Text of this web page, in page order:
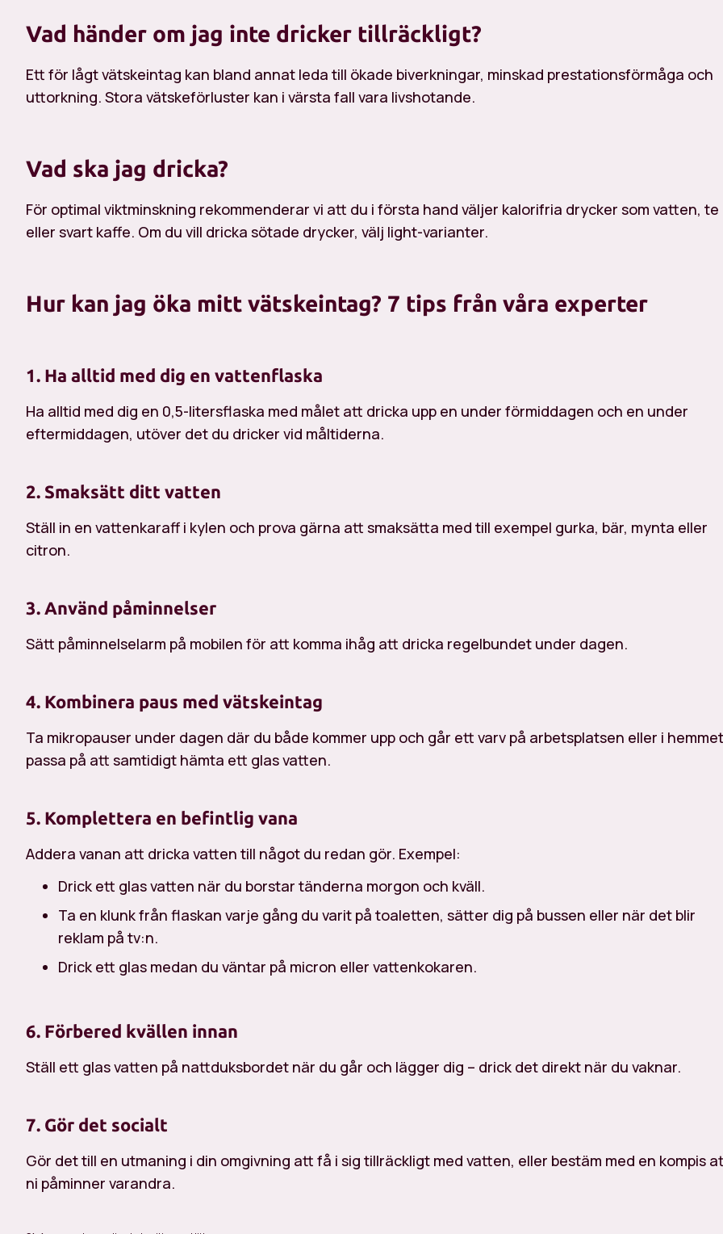
Vad händer om jag inte dricker tillräckligt?
Ett för lågt vätskeintag kan bland annat leda till ökade biverkningar, minskad prestationsförmåga och
uttorkning. Stora vätskeförluster kan i värsta fall vara livshotande.
Vad ska jag dricka?
För optimal viktminskning rekommenderar vi att du i första hand väljer kalorifria drycker som vatten, te
eller svart kaffe. Om du vill dricka sötade drycker, välj light-varianter.
Hur kan jag öka mitt vätskeintag? 7 tips från våra experter
1. Ha alltid med dig en vattenflaska
Ha alltid med dig en 0,5-litersflaska med målet att dricka upp en under förmiddagen och en under
eftermiddagen, utöver det du dricker vid måltiderna.
2. Smaksätt ditt vatten
Ställ in en vattenkaraff i kylen och prova gärna att smaksätta med till exempel gurka, bär, mynta eller
citron.
3. Använd påminnelser
Sätt påminnelselarm på mobilen för att komma ihåg att dricka regelbundet under dagen.
4. Kombinera paus med vätskeintag
Ta mikropauser under dagen där du både kommer upp och går ett varv på arbetsplatsen eller i
passa på att samtidigt hämta ett glas vatten.
5. Komplettera en befintlig vana
Addera vanan att dricka vatten till något du redan gör. Exempel:
Drick ett glas vatten när du borstar tänderna morgon och kväll.
Ta en klunk från flaskan varje gång du varit på toaletten, sätter dig på bussen eller när det blir
reklam på tv:n.
Drick ett glas medan du väntar på micron eller vattenkokaren.
6. Förbered kvällen innan
Ställ ett glas vatten på nattduksbordet när du går och lägger dig – drick det direkt när du vaknar.
7. Gör det socialt
Gör det till en utmaning i din omgivning att få i sig tillräckligt med vatten, eller bestäm med en kompis
ni påminner varandra.